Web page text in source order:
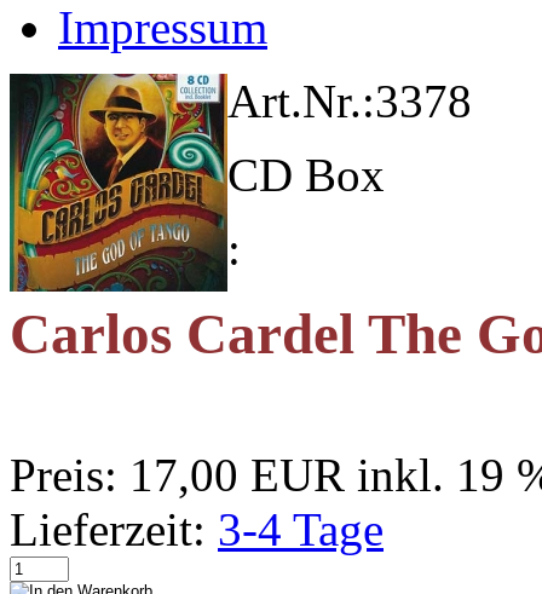
Impressum
Art.Nr.:3378
CD Box
:
Carlos Cardel The
Preis: 17,00 EUR inkl. 19
Lieferzeit: 3-4 Tage